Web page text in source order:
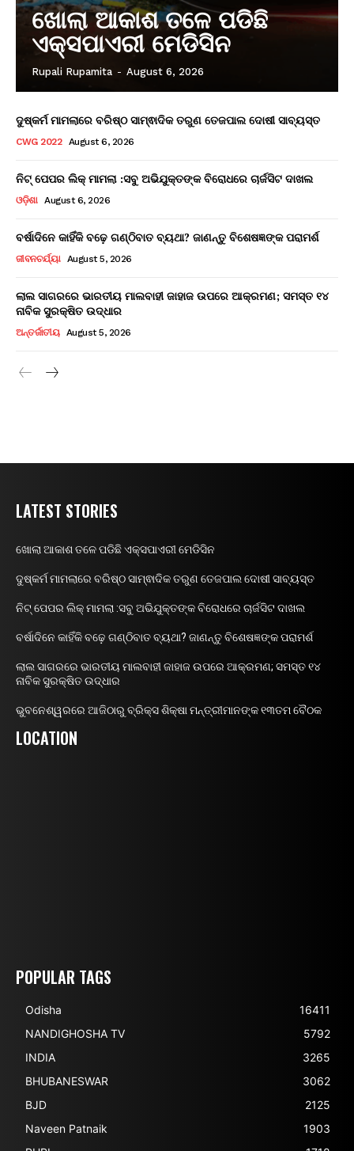
ଖୋଲା ଆକାଶ ତଳେ ପଡିଛି
ଏକ୍ସପାଏରୀ ମେଡିସିନ
Rupali Rupamita - August 6, 2026
ଦୁଷ୍କର୍ମ ମାମଲାରେ ବରିଷ୍ଠ ସାମ୍ଵାଦିକ ତରୁଣ ତେଜପାଲ ଦୋଷୀ ସାବ୍ୟସ୍ତ
CWG 2022 August 6, 2026
ନିଟ୍ ପେପର ଲିକ୍ ମାମଲା :ସବୁ ଅଭିଯୁକ୍ତଙ୍କ ବିରୋଧରେ ଚାର୍ଜସିଟ ଦାଖଲ
ଓଡ଼ିଶା August 6, 2026
ବର୍ଷାଦିନେ କାହିଁକି ବଢ଼େ ଗଣ୍ଠିବାତ ବ୍ୟଥା? ଜାଣନ୍ତୁ ବିଶେଷଜ୍ଞଙ୍କ ପରାମର୍ଶ
ଜୀବନଚର୍ଯ୍ୟା August 5, 2026
ଲାଲ ସାଗରରେ ଭାରତୀୟ ମାଲବାହୀ ଜାହାଜ ଉପରେ ଆକ୍ରମଣ; ସମସ୍ତ ୧୪
ନାବିକ ସୁରକ୍ଷିତ ଉଦ୍ଧାର
ଅନ୍ତର୍ଜାତୀୟ August 5, 2026
LATEST STORIES
ଖୋଲା ଆକାଶ ତଳେ ପଡିଛି ଏକ୍ସପାଏରୀ ମେଡିସିନ
ଦୁଷ୍କର୍ମ ମାମଲାରେ ବରିଷ୍ଠ ସାମ୍ଵାଦିକ ତରୁଣ ତେଜପାଲ ଦୋଷୀ ସାବ୍ୟସ୍ତ
ନିଟ୍ ପେପର ଲିକ୍ ମାମଲା :ସବୁ ଅଭିଯୁକ୍ତଙ୍କ ବିରୋଧରେ ଚାର୍ଜସିଟ ଦାଖଲ
ବର୍ଷାଦିନେ କାହିଁକି ବଢ଼େ ଗଣ୍ଠିବାତ ବ୍ୟଥା? ଜାଣନ୍ତୁ ବିଶେଷଜ୍ଞଙ୍କ ପରାମର୍ଶ
ଲାଲ ସାଗରରେ ଭାରତୀୟ ମାଲବାହୀ ଜାହାଜ ଉପରେ ଆକ୍ରମଣ; ସମସ୍ତ ୧୪
ନାବିକ ସୁରକ୍ଷିତ ଉଦ୍ଧାର
ଭୁବନେଶ୍ୱରରେ ଆଜିଠାରୁ ବ୍ରିକ୍ସ ଶିକ୍ଷା ମନ୍ତ୍ରୀମାନଙ୍କ ୧୩ତମ ବୈଠକ
LOCATION
POPULAR TAGS
Odisha
16411
NANDIGHOSHA TV
5792
INDIA
3265
BHUBANESWAR
3062
BJD
2125
Naveen Patnaik
1903